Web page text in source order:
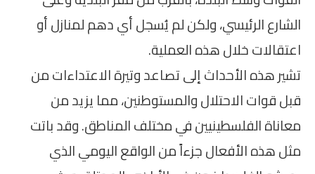
الشارع الرئيسي، ولكن لم يُسجل أي دهم لمنازل أو
اعتقالات خلال هذه العملية.
تشير هذه الأحداث إلى تصاعد وتيرة الاعتداءات من
قبل قوات الاحتلال والمستوطنين، مما يزيد من
معاناة الفلسطينيين في مختلف المناطق. وقد باتت
مثل هذه الأفعال جزءاً من الواقع اليومي الذي